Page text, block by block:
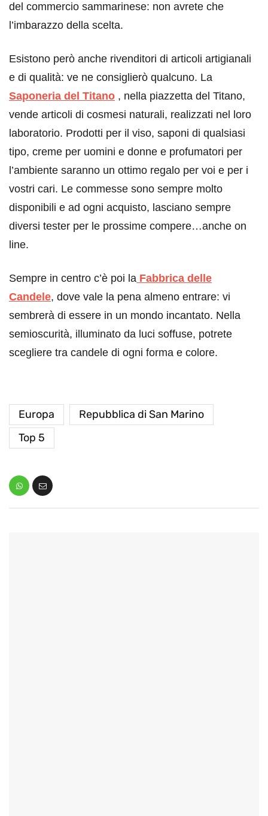
del commercio sammarinese: non avrete che
l’imbarazzo della scelta.
Esistono però anche rivenditori di articoli artigianali
e di qualità: ve ne consiglierò qualcuno. La
Saponeria del Titano , nella piazzetta del Titano,
vende articoli di cosmesi naturali, realizzati nel loro
laboratorio. Prodotti per il viso, saponi di qualsiasi
tipo, creme per uomini e donne e profumatori per
l’ambiente saranno un ottimo regalo per voi e per i
vostri cari. Le commesse sono sempre molto
disponibili e ad ogni acquisto, lasciano sempre
diversi tester per le prossime compere…anche on
line.
Sempre in centro c’è poi la Fabbrica delle
Candele, dove vale la pena almeno entrare: vi
sembrerà di essere in un mondo incantato. Nella
semioscurità, illuminato da luci soffuse, potrete
scegliere tra candele di ogni forma e colore.
Europa
Repubblica di San Marino
Top 5